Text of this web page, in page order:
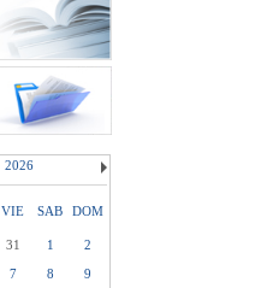
2026
VIE SAB DOM
31 1
2
7 8 9